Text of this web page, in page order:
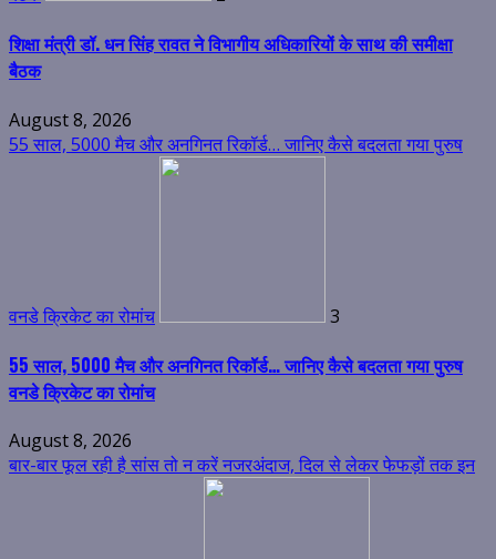
शिक्षा मंत्री डॉ. धन सिंह रावत ने विभागीय अधिकारियों के साथ की समीक्षा
बैठक
August 8, 2026
55 साल, 5000 मैच और अनगिनत रिकॉर्ड… जानिए कैसे बदलता गया पुरुष
वनडे क्रिकेट का रोमांच 3
55 साल, 5000 मैच और अनगिनत रिकॉर्ड… जानिए कैसे बदलता गया पुरुष
वनडे क्रिकेट का रोमांच
August 8, 2026
बार-बार फूल रही है सांस तो न करें नजरअंदाज, दिल से लेकर फेफड़ों तक इन